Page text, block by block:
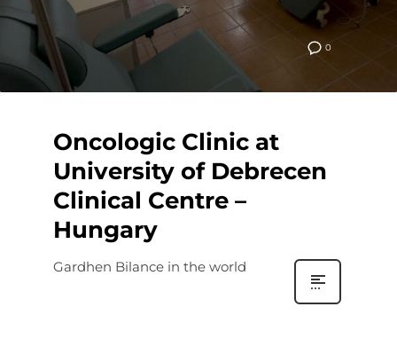
0
Oncologic Clinic at
University of Debrecen
Clinical Centre –
Hungary
Gardhen Bilance in the world